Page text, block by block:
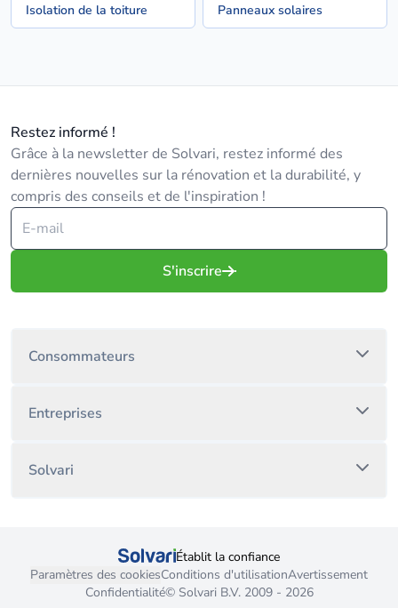
Isolation de la toiture Panneaux solaires
Restez informé !
Grâce à la newsletter de Solvari, restez informé des
dernières nouvelles sur la rénovation et la durabilité, y
compris des conseils et de l'inspiration !
S'inscrire
Consommateurs
Entreprises
Solvari
Établit la confiance
Paramètres des cookiesConditions d'utilisationAvertissement
Confidentialité© Solvari B.V. 2009 - 2026